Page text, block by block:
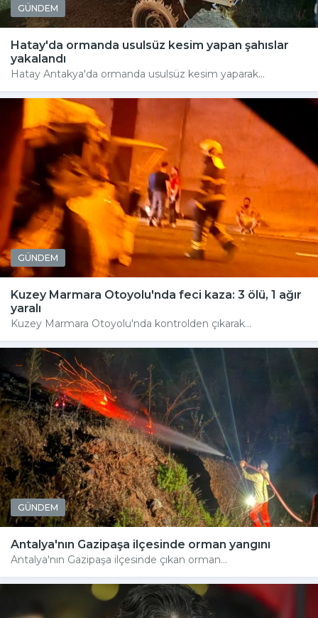
GÜNDEM
Hatay'da ormanda usulsüz kesim yapan şahıslar
yakalandı
Hatay Antakya'da ormanda usulsüz kesim yaparak...
GÜNDEM
Kuzey Marmara Otoyolu'nda feci kaza: 3 ölü, 1 ağır
yaralı
Kuzey Marmara Otoyolu'nda kontrolden çıkarak...
GÜNDEM
Antalya'nın Gazipaşa ilçesinde orman yangını
Antalya'nın Gazipaşa ilçesinde çıkan orman...